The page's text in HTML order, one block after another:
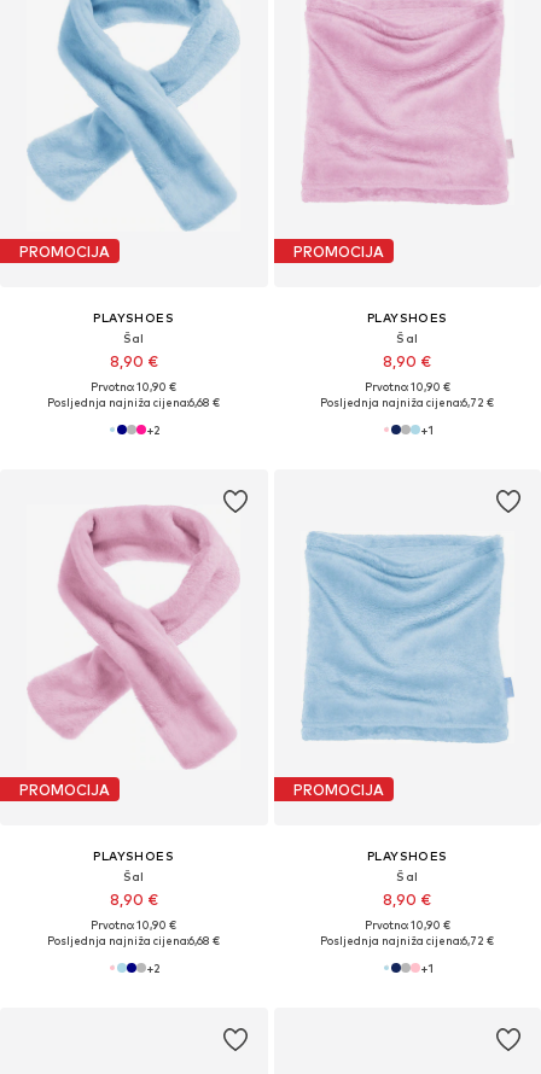
PROMOCIJA
PLAYSHOES
Šal
8,90 €
Prvotno: 10,90 €
Posljednja najniža cijena:6,68 €
+2
PROMOCIJA
PLAYSHOES
Šal
8,90 €
Prvotno: 10,90 €
Posljednja najniža cijena:6,72 €
+1
PROMOCIJA
PLAYSHOES
Šal
8,90 €
Prvotno: 10,90 €
Posljednja najniža cijena:6,68 €
+2
PROMOCIJA
PLAYSHOES
Šal
8,90 €
Prvotno: 10,90 €
Posljednja najniža cijena:6,72 €
+1